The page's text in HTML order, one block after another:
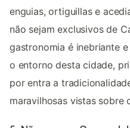
enguias, ortiguillas e
não sejam exclusivos de
gastronomia é inebriante
o entorno desta cidade,
por entra a
maravilhosas vistas sobre